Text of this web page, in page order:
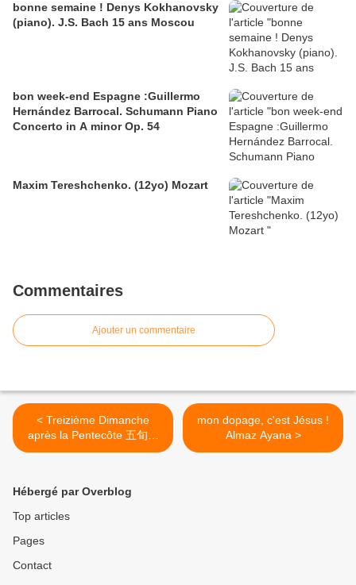
bonne semaine ! Denys Kokhanovsky
(piano). J.S. Bach 15 ans Moscou
bon week-end Espagne :Guillermo
Hernández Barrocal. Schumann Piano
Concerto in A minor Op. 54
Maxim Tereshchenko. (12yo) Mozart
Commentaires
Ajouter un commentaire
< Treizième Dimanche
après la Pentecôte 五旬節
後第13主日
mon dopage, c'est Jésus !
Almaz Ayana >
Hébergé par Overblog
Top articles
Pages
Contact